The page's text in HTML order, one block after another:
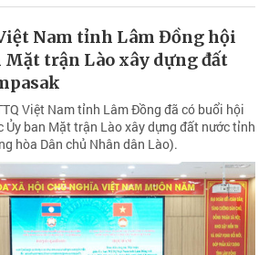
Nam tỉnh Lâm Đồng hội
Mặt trận Lào xây dựng đất
Việt Nam tỉnh Lâm Đồng đã có buổi hội
Ủy ban Mặt trận Lào xây dựng đất nước tỉnh
hòa Dân chủ Nhân dân Lào).